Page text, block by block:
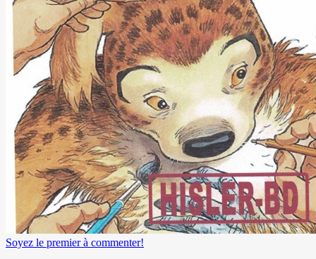
Soyez le premier à commenter!